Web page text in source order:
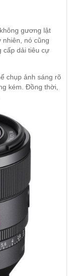
gương lật
nhiên, nó cũng
cấp dải tiêu cự
chụp ảnh sáng rõ
kém. Đồng thời,